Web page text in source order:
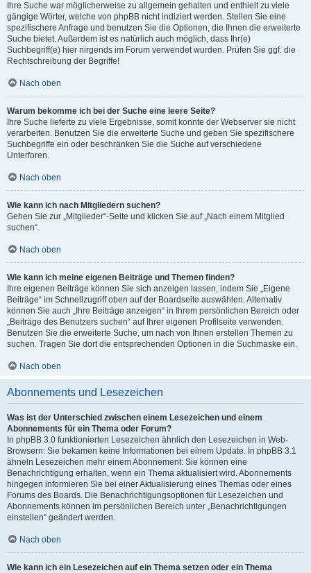
Ihre Suche war möglicherweise zu allgemein gehalten und enthielt zu viele
gängige Wörter, welche von phpBB nicht indiziert werden. Stellen Sie eine
spezifischere Anfrage und benutzen Sie die Optionen, die Ihnen die erweiterte
Suche bietet. Außerdem ist es natürlich auch möglich, dass Ihr(e)
Suchbegriff(e) hier nirgends im Forum verwendet wurden. Prüfen Sie ggf. die
Rechtschreibung der Begriffe!
Nach oben
Warum bekomme ich bei der Suche eine leere Seite?
Ihre Suche lieferte zu viele Ergebnisse, somit konnte der Webserver sie nicht
verarbeiten. Benutzen Sie die erweiterte Suche und geben Sie spezifischere
Suchbegriffe ein oder beschränken Sie die Suche auf verschiedene
Unterforen.
Nach oben
Wie kann ich nach Mitgliedern suchen?
Gehen Sie zur „Mitglieder“-Seite und klicken Sie auf „Nach einem Mitglied
suchen“.
Nach oben
Wie kann ich meine eigenen Beiträge und Themen finden?
Ihre eigenen Beiträge können Sie sich anzeigen lassen, indem Sie „Eigene
Beiträge“ im Schnellzugriff oben auf der Boardseite auswählen. Alternativ
können Sie auch „Ihre Beiträge anzeigen“ in Ihrem persönlichen Bereich oder
„Beiträge des Benutzers suchen“ auf Ihrer eigenen Profilseite verwenden.
Benutzen Sie die erweiterte Suche, um nach von Ihnen erstellen Themen zu
suchen. Tragen Sie dort die entsprechenden Optionen in die Suchmaske ein.
Nach oben
Abonnements und Lesezeichen
Was ist der Unterschied zwischen einem Lesezeichen und einem
Abonnements für ein Thema oder Forum?
In phpBB 3.0 funktionierten Lesezeichen ähnlich den Lesezeichen in Web-
Browsern: Sie bekamen keine Informationen bei einem Update. In phpBB 3.1
ähneln Lesezeichen mehr einem Abonnement: Sie können eine
Benachrichtigung erhalten, wenn ein Thema aktualisiert wird. Abonnements
hingegen informieren Sie bei einer Aktualisierung eines Themas oder eines
Forums des Boards. Die Benachrichtigungsoptionen für Lesezeichen und
Abonnements können im persönlichen Bereich unter „Benachrichtigungen
einstellen“ geändert werden.
Nach oben
Wie kann ich ein Lesezeichen auf ein Thema setzen oder ein Thema